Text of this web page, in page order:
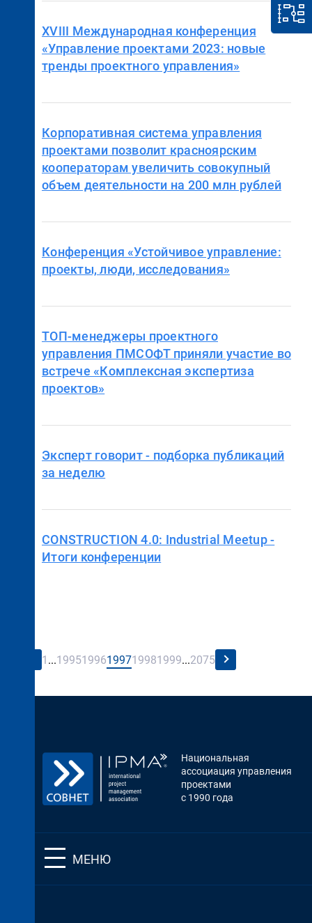
XVIII Международная конференция
«Управление проектами 2023: новые
тренды проектного управления»
Корпоративная система управления
проектами позволит красноярским
кооператорам увеличить совокупный
объем деятельности на 200 млн рублей
Конференция «Устойчивое управление:
проекты, люди, исследования»
ТОП-менеджеры проектного
управления ПМСОФТ приняли участие во
встрече «Комплексная экспертиза
проектов»
Эксперт говорит - подборка публикаций
за неделю
CONSTRUCTION 4.0: Industrial Meetup -
Итоги конференции
1 ...19951996199719981999...2075 →
Национальная
ассоциация управления
проектами
с 1990 года
МЕНЮ